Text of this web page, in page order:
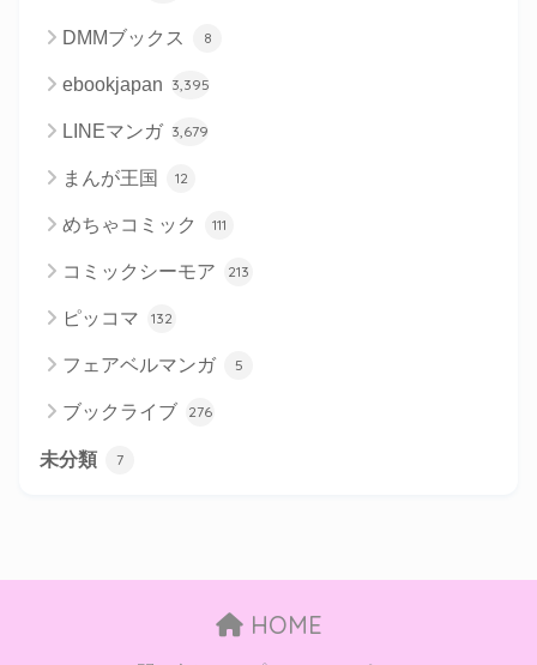
DMMブックス 8
ebookjapan 3,395
LINEマンガ 3,679
まんが王国 12
めちゃコミック 111
コミックシーモア 213
ピッコマ 132
フェアベルマンガ 5
ブックライブ 276
未分類 7
HOME